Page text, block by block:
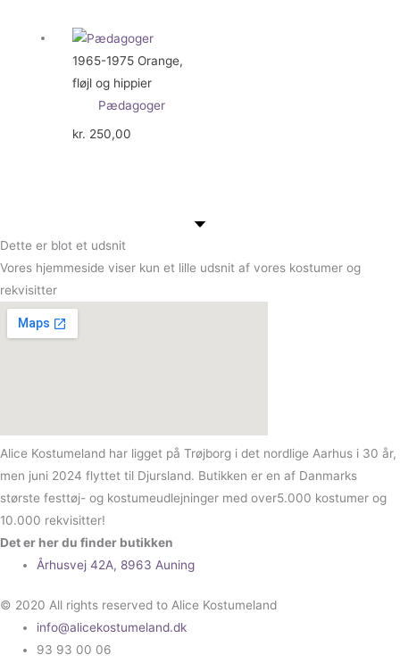
1965-1975 Orange,
fløjl og hippier
Pædagoger
kr. 250,00
Dette er blot et udsnit
Vores hjemmeside viser kun et lille udsnit af vores kostumer og
rekvisitter
Alice Kostumeland har ligget på Trøjborg i det nordlige Aarhus i 30 år,
men juni 2024 flyttet til Djursland. Butikken er en af Danmarks
største festtøj- og kostumeudlejninger med over5.000 kostumer og
10.000 rekvisitter!
Det er her du finder butikken
Århusvej 42A, 8963 Auning
© 2020 All rights reserved to Alice Kostumeland
info@alicekostumeland.dk
93 93 00 06